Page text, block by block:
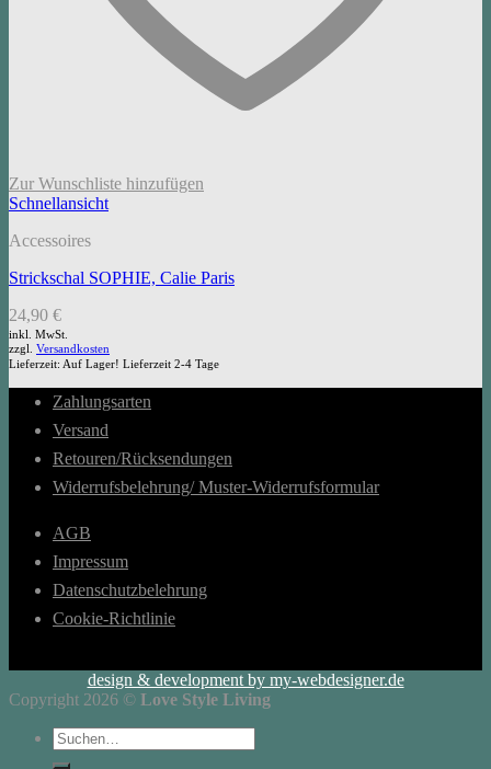
Zur Wunschliste hinzufügen
Schnellansicht
Accessoires
Strickschal SOPHIE, Calie Paris
24,90 €
inkl. MwSt.
zzgl. Versandkosten
Lieferzeit: Auf Lager! Lieferzeit 2-4 Tage
Zahlungsarten
Versand
Retouren/Rücksendungen
Widerrufsbelehrung/ Muster-Widerrufsformular
AGB
Impressum
Datenschutzbelehrung
Cookie-Richtlinie
design & development by my-webdesigner.de
Copyright 2026 © Love Style Living
Suchen
nach: